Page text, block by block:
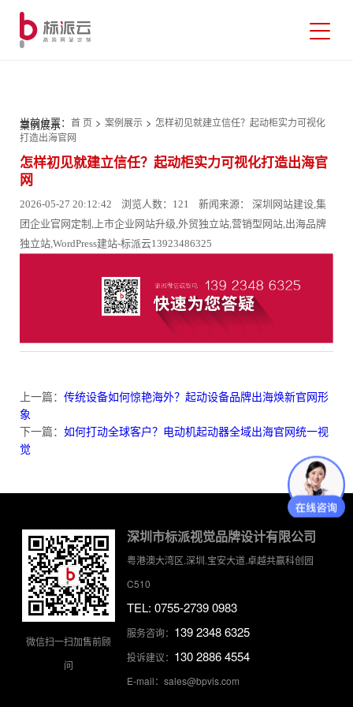
案例展示
当前位置： 首 页 > 案例展示 > 怎样初见就建立信任？起动柜实力可视化
打造出海官网
怎样初见就建立信任？起动柜实力可视化打造出海官
网
2026-05-27 20:12:42 浏览人数：121 新闻来源： 深圳网站建设,集
团企业官网定制,上市企业网站升级,外贸独立站,营销型网站,出海品牌
独立站,WordPress建站-标派云13923486325
上一篇： 传统设备如何惊艳海外？起动设备品牌出海焕新官网形
象
下一篇： 如何打动全球客户？电动机起动器全域出海官网统一视
觉
微信扫一扫加售前顾
问
深圳市标派视觉品牌设计有限公司
粤港澳大湾区.深圳.宝安大道.卓越共赢科创园
C510
TEL: 0755-2739 0983
服务咨询： 139 2348 6325
投诉建议： 130 2886 4554
E-mail：sales@bpvis.com